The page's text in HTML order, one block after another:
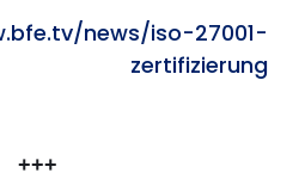
news/iso-27001-
zertifizierung
+++